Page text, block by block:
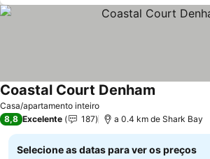
Casa/apartamento inteiro
Coastal Court Denham
8,8 Excelente 187 a 0.4 km de Shark Bay
Selecione as datas para ver os preços